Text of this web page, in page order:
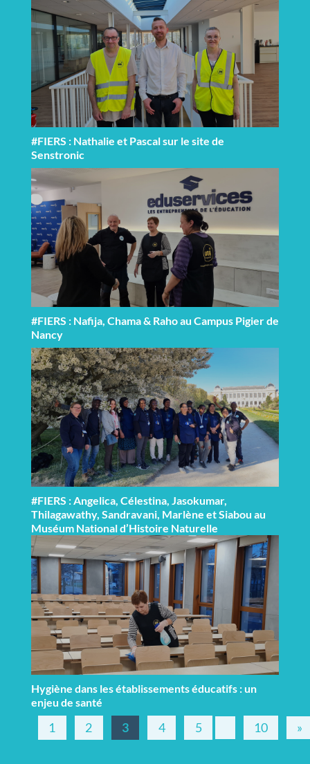
#FIERS : Nathalie et Pascal sur le site de
Senstronic
#FIERS : Nafija, Chama & Raho au Campus Pigier de
Nancy
#FIERS : Angelica, Célestina, Jasokumar,
Thilagawathy, Sandravani, Marlène et Siabou au
Muséum National d’Histoire Naturelle
Hygiène dans les établissements éducatifs : un
enjeu de santé
1 2 3 4 5 10 »